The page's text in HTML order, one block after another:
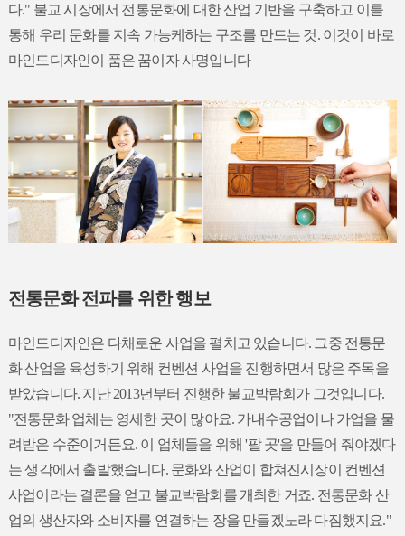
다." 불교 시장에서 전통문화에 대한 산업 기반을 구축하고 이를
통해 우리 문화를 지속 가능케하는 구조를 만드는 것. 이것이 바로
마인드디자인이 품은 꿈이자 사명입니다
전통문화 전파를 위한 행보
마인드디자인은 다채로운 사업을 펼치고 있습니다. 그중 전통문
화 산업을 육성하기 위해 컨벤션 사업을 진행하면서 많은 주목을
받았습니다. 지난 2013년부터 진행한 불교박람회가 그것입니다.
"전통문화 업체는 영세한 곳이 많아요. 가내수공업이나 가업을 물
려받은 수준이거든요. 이 업체들을 위해 '팔 곳'을 만들어 줘야겠다
는 생각에서 출발했습니다. 문화와 산업이 합쳐진시장이 컨벤션
사업이라는 결론을 얻고 불교박람회를 개최한 거죠. 전통문화 산
업의 생산자와 소비자를 연결하는 장을 만들겠노라 다짐했지요."